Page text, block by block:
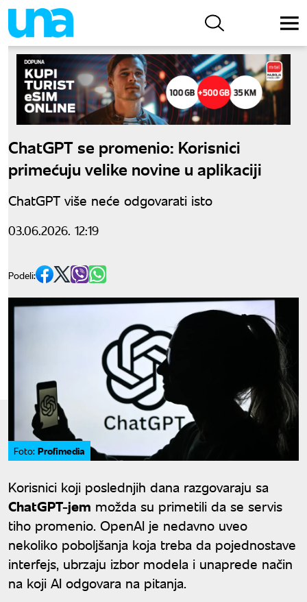
ChatGPT se promenio: Korisnici
primećuju velike novine u aplikaciji
ChatGPT više neće odgovarati isto
03.06.2026. 12:19
Podeli:
Foto: Profimedia
Korisnici koji poslednjih dana razgovaraju sa
ChatGPT-jem možda su primetili da se servis
tiho promenio. OpenAI je nedavno uveo
nekoliko poboljšanja koja treba da pojednostave
interfejs, ubrzaju izbor modela i unaprede način
na koji AI odgovara na pitanja.